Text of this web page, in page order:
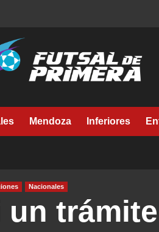
Mendoza Inferiores
Nacionales
un